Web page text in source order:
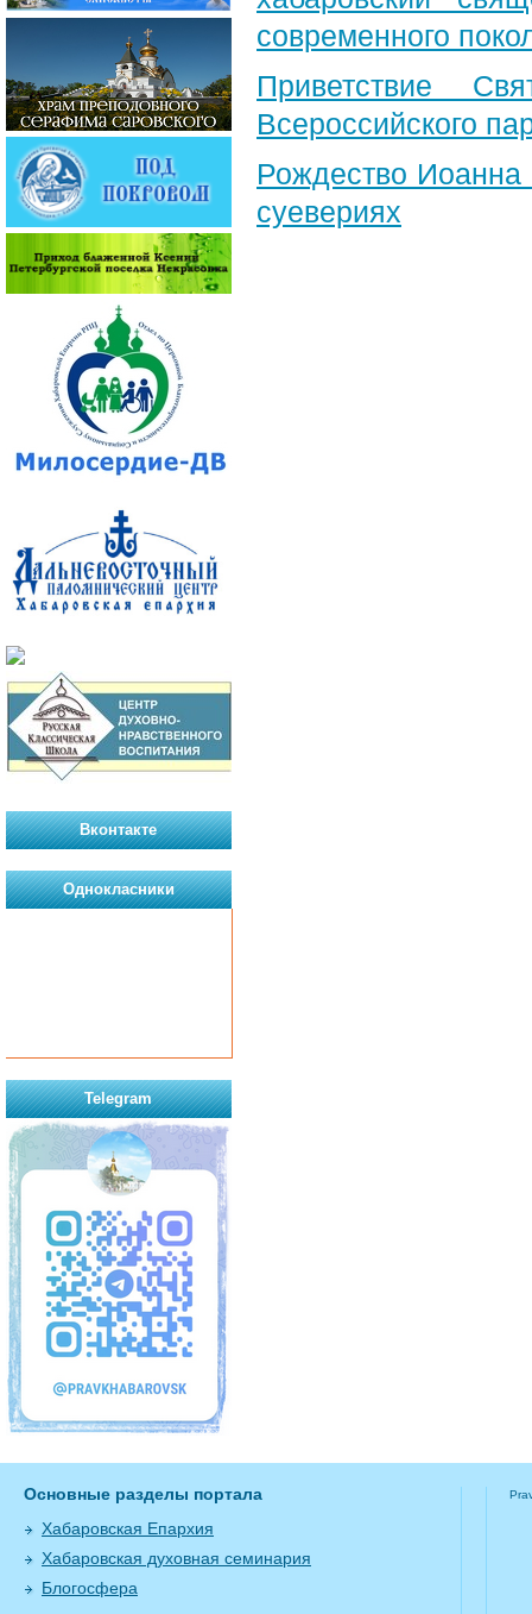
современного
Приветствие
Всероссийского
Рождество Иоанна
суевериях
Вконтакте
Однокласники
Telegram
Основные разделы портала
Хабаровская Епархия
Хабаровская духовная семинария
Блогосфера